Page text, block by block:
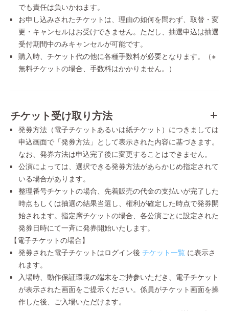
でも責任は負いかねます。
お申し込みされたチケットは、理由の如何を問わず、取替・変
更・キャンセルはお受けできません。ただし、抽選申込は抽選
受付期間中のみキャンセルが可能です。
購入時、チケット代の他に各種手数料が必要となります。（※
無料チケットの場合、手数料はかかりません。）
チケット受け取り方法
発券方法（電子チケットあるいは紙チケット）につきましては
申込画面で「発券方法」として表示された内容に基づきます。
なお、発券方法は申込完了後に変更することはできません。
公演によっては、選択できる発券方法があらかじめ指定されて
いる場合があります。
整理番号チケットの場合、先着販売の代金の支払いが完了した
時点もしくは抽選の結果当選し、権利が確定した時点で発券開
始されます。指定席チケットの場合、各公演ごとに設定された
発券日時にて一斉に発券開始いたします。
【電子チケットの場合】
発券された電子チケットはログイン後 チケット一覧 に表示さ
れます。
入場時、動作保証環境の端末をご持参いただき、電子チケット
が表示された画面をご提示ください。係員がチケット画面を操
作した後、ご入場いただけます。